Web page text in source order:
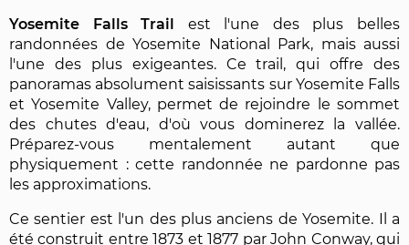
Yosemite Falls Trail est l'une des plus belles
randonnées de Yosemite National Park, mais aussi
l'une des plus exigeantes. Ce trail, qui offre des
panoramas absolument saisissants sur Yosemite Falls
et Yosemite Valley, permet de rejoindre le sommet
des chutes d'eau, d'où vous dominerez la vallée.
Préparez-vous mentalement autant que
physiquement : cette randonnée ne pardonne pas
les approximations.
Ce sentier est l'un des plus anciens de Yosemite. Il a
été construit entre 1873 et 1877 par John Conway, qui